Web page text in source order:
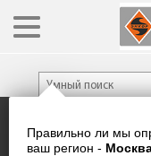
Правильно ли мы
ваш регион -